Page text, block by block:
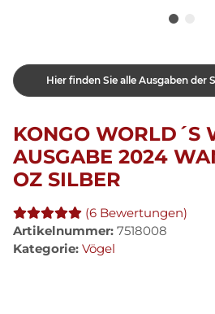
Hier finden Sie alle Ausgaben der
KONGO WORLD´S
AUSGABE 2024
OZ SILBER
(6 Bewertungen)
Artikelnummer: 7518008
Kategorie: Vögel